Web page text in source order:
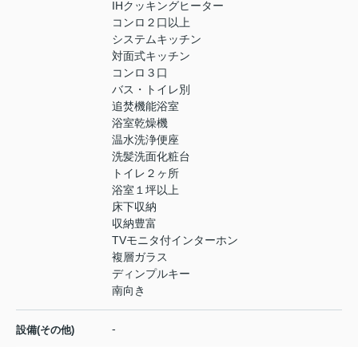
IHクッキングヒーター
コンロ２口以上
システムキッチン
対面式キッチン
コンロ３口
バス・トイレ別
追焚機能浴室
浴室乾燥機
温水洗浄便座
洗髪洗面化粧台
トイレ２ヶ所
浴室１坪以上
床下収納
収納豊富
TVモニタ付インターホン
複層ガラス
ディンプルキー
南向き
設備(その他) -